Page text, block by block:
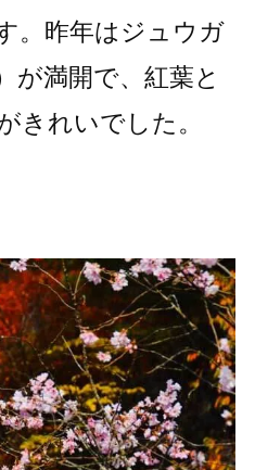
。昨年はジュウガ
が満開で、紅葉と
きれいでした。